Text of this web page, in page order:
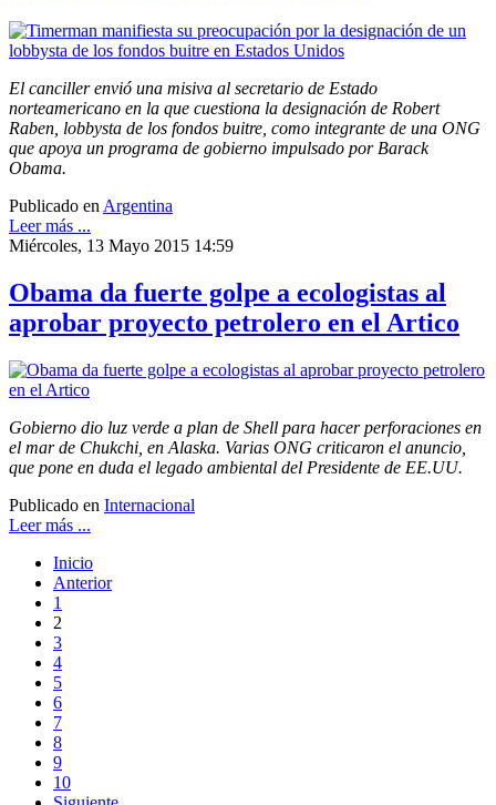
El canciller envió una misiva al secretario de Estado
norteamericano en la que cuestiona la designación de Robert
Raben, lobbysta de los fondos buitre, como integrante de una ONG
que apoya un programa de gobierno impulsado por Barack
Obama.
Publicado en Argentina
Leer más ...
Miércoles, 13 Mayo 2015 14:59
Obama da fuerte golpe a ecologistas al
aprobar proyecto petrolero en el Artico
Gobierno dio luz verde a plan de Shell para hacer perforaciones en
el mar de Chukchi, en Alaska. Varias ONG criticaron el anuncio,
que pone en duda el legado ambiental del Presidente de EE.UU.
Publicado en Internacional
Leer más ...
Inicio
Anterior
1
2
3
4
5
6
7
8
9
10